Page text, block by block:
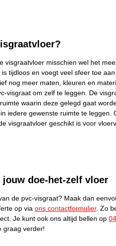
visgraatvloer misschien wel het
tijdloos en voegt veel sfeer toe
nog meer maten, kleuren en
visgraat om zelf te leggen. De
waarin deze gelegd gaat
iedere gewenste ruimte te leggen.
visgraatvloer geschikt is voor
jouw doe-het-zelf vloer
de pvc-visgraat? Maak dan
op via ons contactformulier. Zo
Je kunt ook ons altijd bellen op
graag verder!